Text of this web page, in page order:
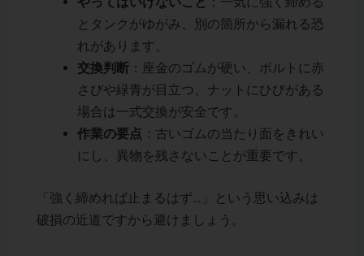
とタンクがゆがみ、別の箇所から漏れる恐
れがあります。
交換判断：座金のゴムが硬い、ボルトに赤
さびや緑青が目立つ、ナットにひびがある
場合は一式交換が安全です。
作業の要点 ：古いゴムの当たり面をきれい
にし、異物を残さないことが重要です。
「強く締めれば止まるはず…」という思い込みは
破損の近道ですから避けましょう。